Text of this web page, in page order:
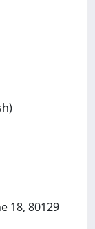
18, 80129